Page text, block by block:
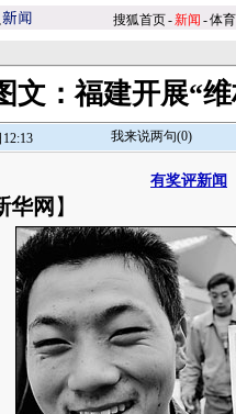
搜狐首页-新闻 -体育
文：福建开展“
我来说两句(0)
有奖评新闻
华网 】